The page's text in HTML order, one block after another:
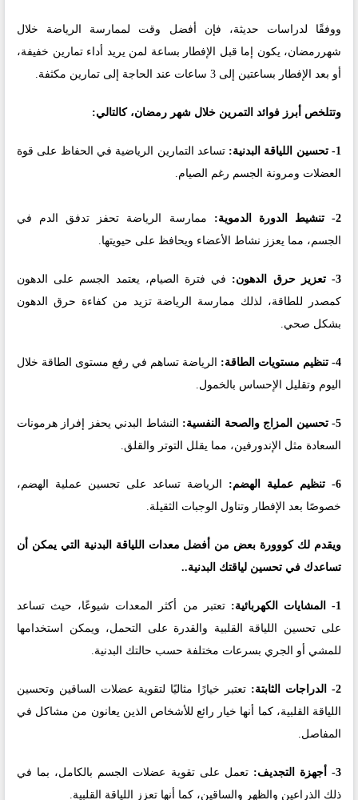
ووفقًا لدراسات حديثة، فإن أفضل وقت لممارسة الرياضة خلال
شهررمضان، يكون إما قبل الإفطار بساعة لمن يريد أداء تمارين خفيفة،
أو بعد الإفطار بساعتين إلى 3 ساعات عند الحاجة إلى تمارين مكثفة.
وتتلخص أبرز فوائد التمرين خلال شهر رمضان، كالتالي:
1- تحسين اللياقة البدنية:
تساعد التمارين الرياضية في الحفاظ على قوة
العضلات ومرونة الجسم رغم الصيام.
2- تنشيط الدورة الدموية:
ممارسة الرياضة تحفز تدفق الدم في
الجسم، مما يعزز نشاط الأعضاء ويحافظ على حيويتها.
3- تعزيز حرق الدهون:
في فترة الصيام، يعتمد الجسم على الدهون
كمصدر للطاقة، لذلك ممارسة الرياضة تزيد من كفاءة حرق الدهون
بشكل صحي.
4- تنظيم مستويات الطاقة:
الرياضة تساهم في رفع مستوى الطاقة خلال
اليوم وتقليل الإحساس بالخمول.
5- تحسين المزاج والصحة النفسية:
النشاط البدني يحفز إفراز هرمونات
السعادة مثل الإندورفين، مما يقلل التوتر والقلق.
6- تنظيم عملية الهضم:
الرياضة تساعد على تحسين عملية الهضم،
خصوصًا بعد الإفطار وتناول الوجبات الثقيلة.
ويقدم لك كووورة بعض من أفضل معدات اللياقة البدنية التي يمكن أن
تساعدك في تحسين لياقتك البدنية..
1- المشايات الكهربائية:
تعتبر من أكثر المعدات شيوعًا، حيث تساعد
على تحسين اللياقة القلبية والقدرة على التحمل، ويمكن استخدامها
للمشي أو الجري بسرعات مختلفة حسب حالتك البدنية.
2- الدراجات الثابتة:
تعتبر خيارًا مثاليًا لتقوية عضلات الساقين وتحسين
اللياقة القلبية، كما أنها خيار رائع للأشخاص الذين يعانون من مشاكل في
المفاصل.
3- أجهزة التجديف:
تعمل على تقوية عضلات الجسم بالكامل، بما في
ذلك الذراعين والظهر والساقين، كما أنها تعزز اللياقة القلبية.